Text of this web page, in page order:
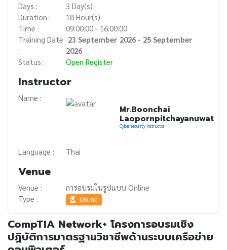
Days :
3 Day(s)
Duration :
18 Hour(s)
Time :
09:00:00 - 16:00:00
Training Date
:
23 September 2026 - 25 September
2026
Status :
Open Register
Instructor
Name :
Mr.Boonchai
Laopornpitchayanuwat
Cyber security Instructor
Language : Thai
Venue
Venue :
การอบรมในรูปแบบ Online
Type :
Online
CompTIA Network+ โครงการอบรมเชิง
ปฏิบัติการมาตรฐานวิชาชีพด้านระบบเครือข่าย